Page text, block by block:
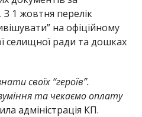
1 жовтня перелік
на офіційному
селищної ради та дошках
своїх “героїв”.
та чекаємо оплату
адміністрація КП.